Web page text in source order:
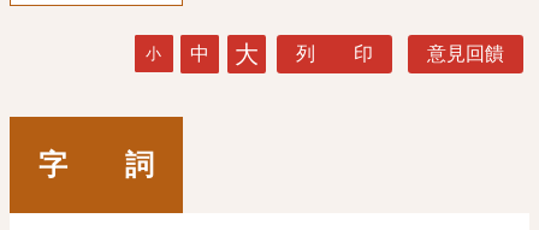
小 中 大 列 印 意見回饋
字 詞